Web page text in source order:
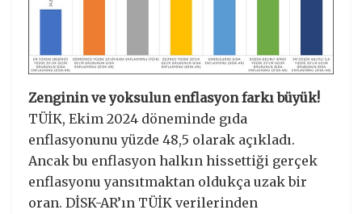
Zenginin ve yoksulun enflasyon farkı büyük!
TÜİK, Ekim 2024 döneminde gıda
enflasyonunu yüzde 48,5 olarak açıkladı.
Ancak bu enflasyon halkın hissettiği gerçek
enflasyonu yansıtmaktan oldukça uzak bir
oran. DİSK-AR’ın TÜİK verilerinden